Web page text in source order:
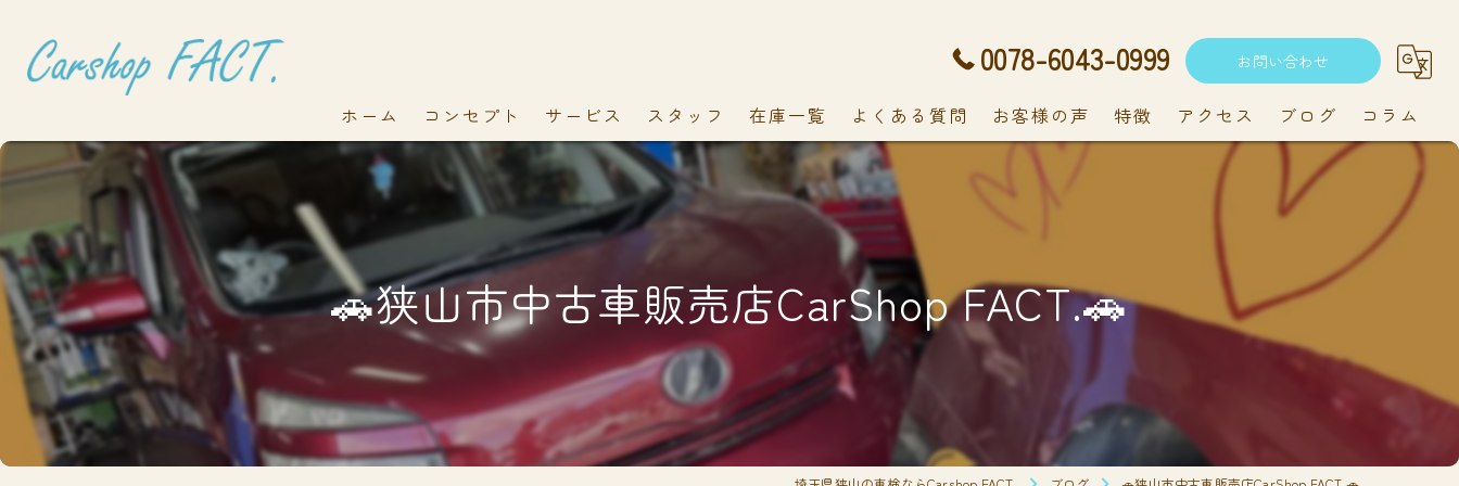
0078-6043-0999 お問い合わせ
ホーム コンセプト サービス スタッフ 在庫一覧 よくある質問 お客様の声 特徴 アクセス ブログ コラム
🚗狭山市中古車販売店CarShop FACT.🚗